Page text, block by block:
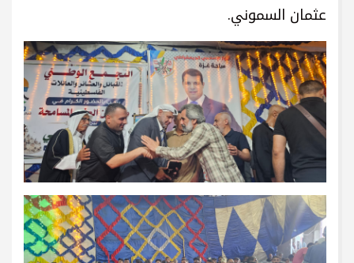
عثمان السموني.